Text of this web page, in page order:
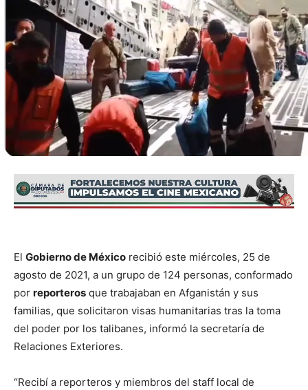
El Gobierno de México recibió este miércoles, 25 de
agosto de 2021, a un grupo de 124 personas, conformado
por reporteros que trabajaban en Afganistán y sus
familias, que solicitaron visas humanitarias tras la toma
del poder por los talibanes, informó la secretaría de
Relaciones Exteriores.
“Recibí a reporteros y miembros del staff local de